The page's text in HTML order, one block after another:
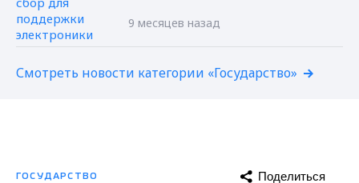
9 месяцев назад
Смотреть новости категории «Государство»
ГОСУДАРСТВО Поделиться